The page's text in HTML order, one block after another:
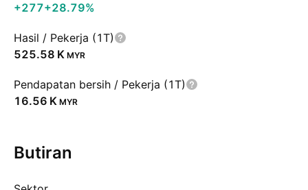
+277+28.79%
Hasil / Pekerja (1T)
‪525.58 K‬ MYR
Pendapatan bersih / Pekerja (1T)
‪16.56 K‬ MYR
Butiran